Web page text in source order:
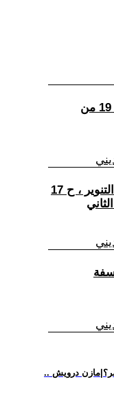
(48) الوعي بالعقل ، دفاعا عن التنوير ح 19 من
(49) الوعي بالاخر المختلف ، دفاعا عن التنوير ، ح 17
بالفلسفة